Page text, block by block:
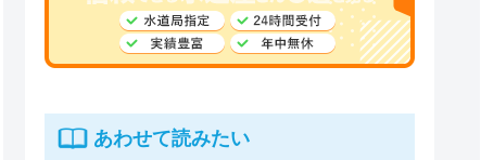
あわせて読みたい